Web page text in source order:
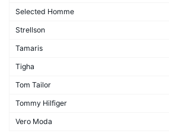
Selected Homme
Strellson
Tamaris
Tigha
Tom Tailor
Tommy Hilfiger
Vero Moda